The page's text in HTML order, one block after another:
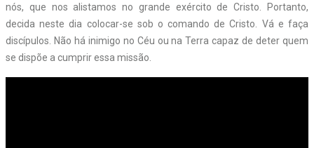
nós, que nos alistamos no grande exército de Cristo. Portanto,
decida neste dia colocar-se sob o comando de Cristo. Vá e faça
discípulos. Não há inimigo no Céu ou na Terra capaz de deter quem
se dispõe a cumprir essa missão.